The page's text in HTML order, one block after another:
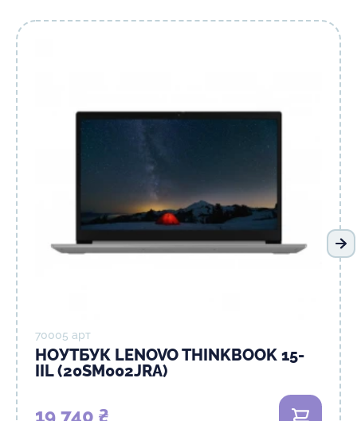
70005 арт
НОУТБУК LENOVO THINKBOOK 15-
IIL (20SM002JRA)
19 740 ₴